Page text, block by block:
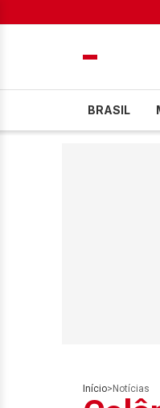
BRASIL
Início> Notícias